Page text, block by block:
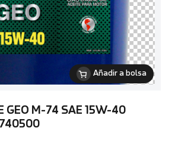
Añadir a bolsa
GEO M-74 SAE 15W-40